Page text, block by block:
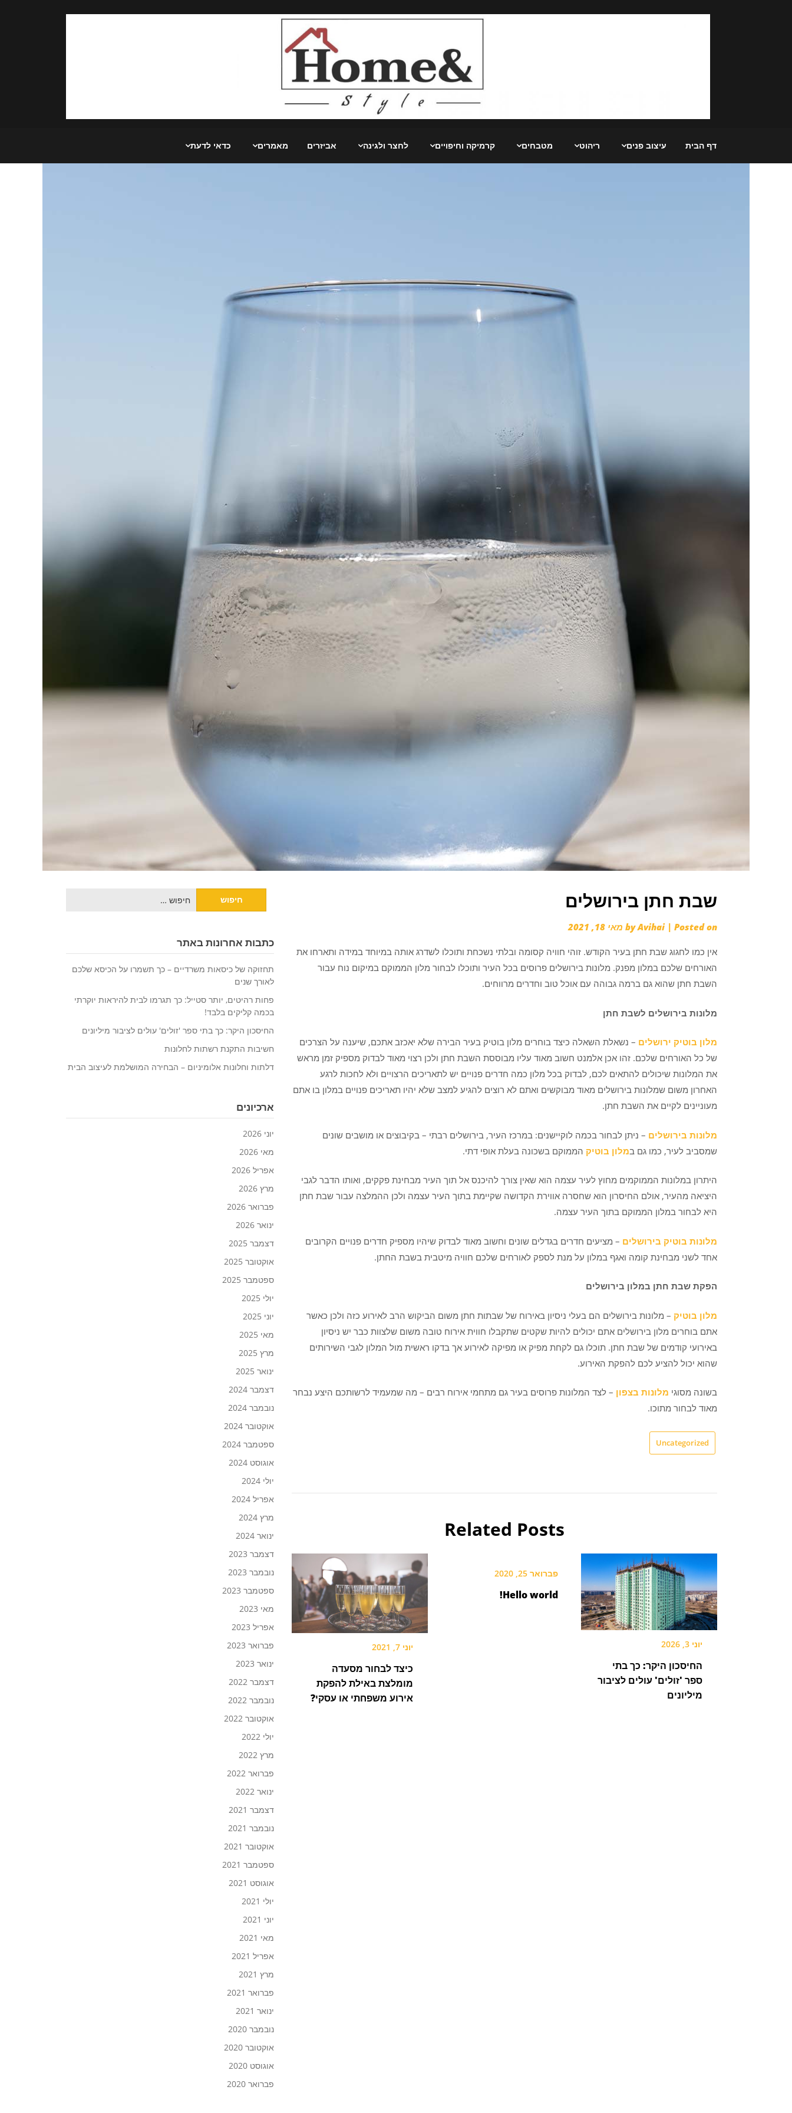
דף הבית עיצוב פנים ריהוט מטבחים קרמיקה וחיפויים לחצר ולגינה אביזרים מאמרים כדאי לדעת
שבת חתן בירושלים
byAvihai | Posted on מאי 18, 2021
אין כמו לחגוג שבת חתן בעיר הקודש. זוהי חוויה קסומה ובלתי נשכחת ותוכלו לשדרג אותה במיוחד במידה ותארחו את
האורחים שלכם במלון מפנק. מלונות בירושלים פרוסים בכל העיר ותוכלו לבחור מלון הממוקם במיקום נוח עבור
השבת חתן שהוא גם ברמה גבוהה עם אוכל טוב וחדרים מרווחים.
מלונות בירושלים לשבת חתן
מלון בוטיק ירושלים – נשאלת השאלה כיצד בוחרים מלון בוטיק בעיר הבירה שלא יאכזב אתכם, שיענה על הצרכים
של כל האורחים שלכם. זהו אכן אלמנט חשוב מאוד עליו מבוססת השבת חתן ולכן רצוי מאוד לבדוק מספיק זמן מראש
את המלונות שיכולים להתאים לכם, לבדוק בכל מלון כמה חדרים פנויים יש לתאריכים הרצויים ולא לחכות לרגע
האחרון משום שמלונות בירושלים מאוד מבוקשים ואתם לא רוצים להגיע למצב שלא יהיו תאריכים פנויים במלון בו אתם
מעוניינים לקיים את השבת חתן.
מלונות בירושלים – ניתן לבחור בכמה לוקיישנים: במרכז העיר, בירושלים רבתי – בקיבוצים או מושבים שונים
שמסביב לעיר, כמו גם במלון בוטיק הממוקם בשכונה בעלת אופי דתי.
היתרון במלונות הממוקמים מחוץ לעיר עצמה הוא שאין צורך להיכנס אל תוך העיר מבחינת פקקים, ואותו הדבר לגבי
היציאה מהעיר, אולם החיסרון הוא שחסרה אווירת הקדושה שקיימת בתוך העיר עצמה ולכן ההמלצה עבור שבת חתן
היא לבחור במלון הממוקם בתוך העיר עצמה.
מלונות בוטיק בירושלים – מציעים חדרים בגדלים שונים וחשוב מאוד לבדוק שיהיו מספיק חדרים פנויים הקרובים
אחד לשני מבחינת קומה ואגף במלון על מנת לספק לאורחים שלכם חוויה מיטבית בשבת החתן.
הפקת שבת חתן במלון בירושלים
מלון בוטיק – מלונות בירושלים הם בעלי ניסיון באירוח של שבתות חתן משום הביקוש הרב לאירוע כזה ולכן כאשר
אתם בוחרים מלון בירושלים אתם יכולים להיות שקטים שתקבלו חווית אירוח טובה משום שלצוות כבר יש ניסיון
באירועי קודמים של שבת חתן. תוכלו גם לקחת מפיק או מפיקה לאירוע אך בדקו ראשית מול המלון לגבי השירותים
שהוא יכול להציע לכם להפקת האירוע.
בשונה מסוגי מלונות בצפון – לצד המלונות פרוסים בעיר גם מתחמי אירוח רבים – מה שמעמיד לרשותכם היצע נבחר
מאוד לבחור מתוכו.
Uncategorized
Related Posts
יוני 3, 2026
החיסכון היקר: כך בתי
ספר 'זולים' עולים לציבור
מיליונים
פברואר 25, 2020
Hello world!
יוני 7, 2021
כיצד לבחור מסעדה
מומלצת באילת להפקת
אירוע משפחתי או עסקי?
כתבות אחרונות באתר
תחזוקה של כיסאות משרדיים – כך תשמרו על הכיסא שלכם
לאורך שנים
פחות רהיטים, יותר סטייל: כך תגרמו לבית להיראות יוקרתי
בכמה קליקים בלבד!
החיסכון היקר: כך בתי ספר 'זולים' עולים לציבור מיליונים
חשיבות התקנת רשתות לחלונות
דלתות וחלונות אלומיניום – הבחירה המושלמת לעיצוב הבית
ארכיונים
יוני 2026
מאי 2026
אפריל 2026
מרץ 2026
פברואר 2026
ינואר 2026
דצמבר 2025
אוקטובר 2025
ספטמבר 2025
יולי 2025
יוני 2025
מאי 2025
מרץ 2025
ינואר 2025
דצמבר 2024
נובמבר 2024
אוקטובר 2024
ספטמבר 2024
אוגוסט 2024
יולי 2024
אפריל 2024
מרץ 2024
ינואר 2024
דצמבר 2023
נובמבר 2023
ספטמבר 2023
מאי 2023
אפריל 2023
פברואר 2023
ינואר 2023
דצמבר 2022
נובמבר 2022
אוקטובר 2022
יולי 2022
מרץ 2022
פברואר 2022
ינואר 2022
דצמבר 2021
נובמבר 2021
אוקטובר 2021
ספטמבר 2021
אוגוסט 2021
יולי 2021
יוני 2021
מאי 2021
אפריל 2021
מרץ 2021
פברואר 2021
ינואר 2021
נובמבר 2020
אוקטובר 2020
אוגוסט 2020
פברואר 2020